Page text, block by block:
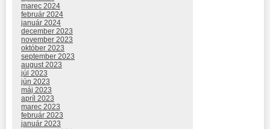
marec 2024
február 2024
január 2024
december 2023
november 2023
október 2023
september 2023
august 2023
júl 2023
jún 2023
máj 2023
apríl 2023
marec 2023
február 2023
január 2023